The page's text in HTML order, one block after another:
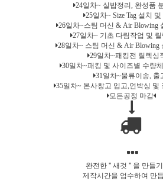
24일차~ 실밥정리, 완성품
25일차~ Size Tag 설치 및
26일차~스팀 머신 & Air Blowing
27일차~ 기초 다림작업 및 릴
28일차~ 스팀 머신 & Air Blowing
29일차~패킹전 릴렉싱
30일차~패킹 및 사이즈별 수량
31일차~물류이송, 출
35일차~ 본사창고 입고,언박싱 및
모든공정 마감
완전한 " 새것 " 을 만들
제작시간을 엄수하여 만